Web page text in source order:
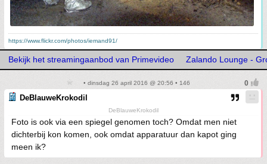
https://www.flickr.com/photos/iemand91/
Bekijk het streamingaanbod van Primevideo Zalando Lounge -
• dinsdag 26 april 2016 @ 20:56 • 146
DeBlauweKrokodil
DeBlauweKrokodil
Foto is ook via een spiegel genomen toch? Omdat men niet
dichterbij kon komen, ook omdat apparatuur dan kapot ging
meen ik?